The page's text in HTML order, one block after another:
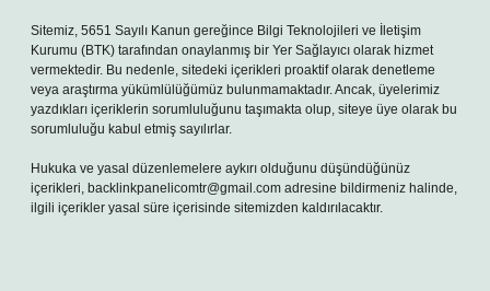
Sitemiz, 5651 Sayılı Kanun gereğince Bilgi Teknolojileri ve İletişim
Kurumu (BTK) tarafından onaylanmış bir Yer Sağlayıcı olarak hizmet
vermektedir. Bu nedenle, sitedeki içerikleri proaktif olarak denetleme
veya araştırma yükümlülüğümüz bulunmamaktadır. Ancak, üyelerimiz
yazdıkları içeriklerin sorumluluğunu taşımakta olup, siteye üye olarak bu
sorumluluğu kabul etmiş sayılırlar.
Hukuka ve yasal düzenlemelere aykırı olduğunu düşündüğünüz
içerikleri, backlinkpanelicomtr@gmail.com adresine bildirmeniz halinde,
ilgili içerikler yasal süre içerisinde sitemizden kaldırılacaktır.